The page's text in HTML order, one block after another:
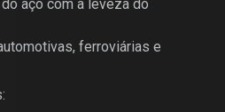
aço com a leveza do
ferroviárias e